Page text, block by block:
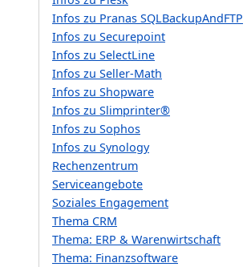
Infos zu Pranas SQLBackupAndFTP
Infos zu Securepoint
Infos zu SelectLine
Infos zu Seller-Math
Infos zu Shopware
Infos zu Slimprinter®
Infos zu Sophos
Infos zu Synology
Rechenzentrum
Serviceangebote
Soziales Engagement
Thema CRM
Thema: ERP & Warenwirtschaft
Thema: Finanzsoftware